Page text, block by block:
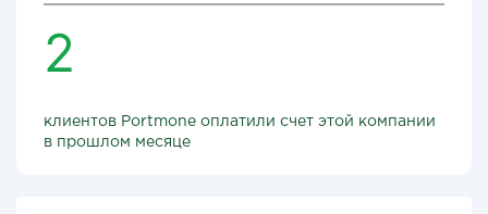
2
клиентов Portmone оплатили счет этой компании
в прошлом месяце